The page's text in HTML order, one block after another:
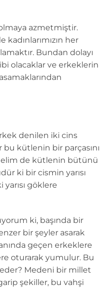
azmetmiştir.
her
Bundan dolayı
olacaklar ve erkeklerin
denilen iki cins
kütlenin bir parçasını
de kütlenin bütünü
ki bir cismin yarısı
yarısı göklere
ki, başında bir
bir şeyler asarak
geçen erkeklere
oturarak yumulur. Bu
Medeni bir millet
şekiller, bu vahşi